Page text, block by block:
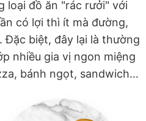
loại đồ ăn "rác rưởi" với
có lợi thì ít mà đường,
Đặc biệt, đây lại là thường
nhiều gia vị ngon miệng
bánh ngọt, sandwich…